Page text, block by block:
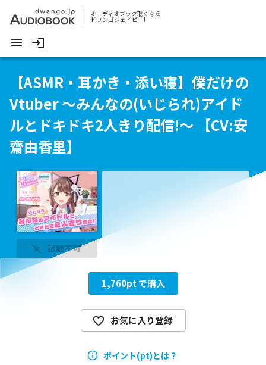
オーディオブック聴くなら
ドワンゴジェイピー!
【ASMR・耳かき・添い寝】僕だけの
Vtuber ～みんなの(いじられ)アイド
ルとドキドキ2人きり配信!～ 【CV:安
齋由香里】
試聴不可
1,760pt で購入
お気に入り登録
ポイント(pt)とは？